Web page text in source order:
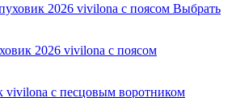
Выбрать
2026 vivilona с поясом